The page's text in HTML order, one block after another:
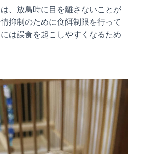
、放鳥時に目を離さないことが
抑制のために食餌制限を行って
は誤食を起こしやすくなるため